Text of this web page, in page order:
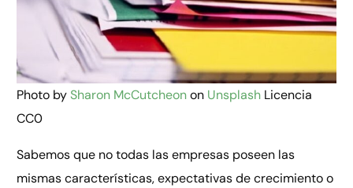
Photo by Sharon McCutcheonon Unsplash Licencia
CC0
Sabemos que no todas las empresas poseen las
mismas características, expectativas de crecimiento o